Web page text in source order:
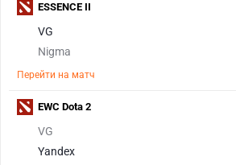
VG
Nigma
Перейти на матч
ESSENCE II
VG
Yandex
EWC Dota 2